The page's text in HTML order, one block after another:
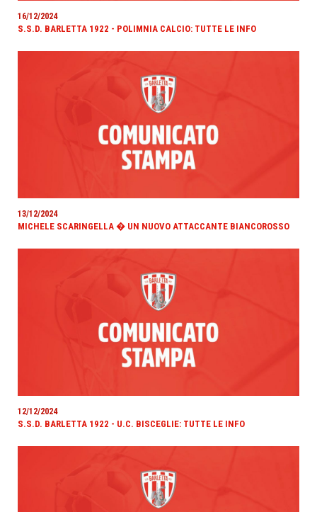
16/12/2024
S.S.D. BARLETTA 1922 - POLIMNIA CALCIO: TUTTE LE INFO
13/12/2024
MICHELE SCARINGELLA � UN NUOVO ATTACCANTE BIANCOROSSO
12/12/2024
S.S.D. BARLETTA 1922 - U.C. BISCEGLIE: TUTTE LE INFO